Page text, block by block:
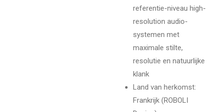
referentie-niveau high-
resolution audio-
systemen met
maximale stilte,
resolutie en natuurlijke
klank
Land van herkomst:
Frankrijk (ROBOLI